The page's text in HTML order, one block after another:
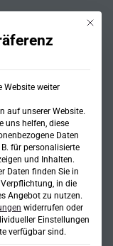
Mit
Website weiter
auf unserer Website.
uns helfen, diese
Daten
B. für personalisierte
und Inhalten.
Daten finden Sie in
in die
Angebot zu nutzen.
widerrufen oder
Einstellungen
verfügbar sind.